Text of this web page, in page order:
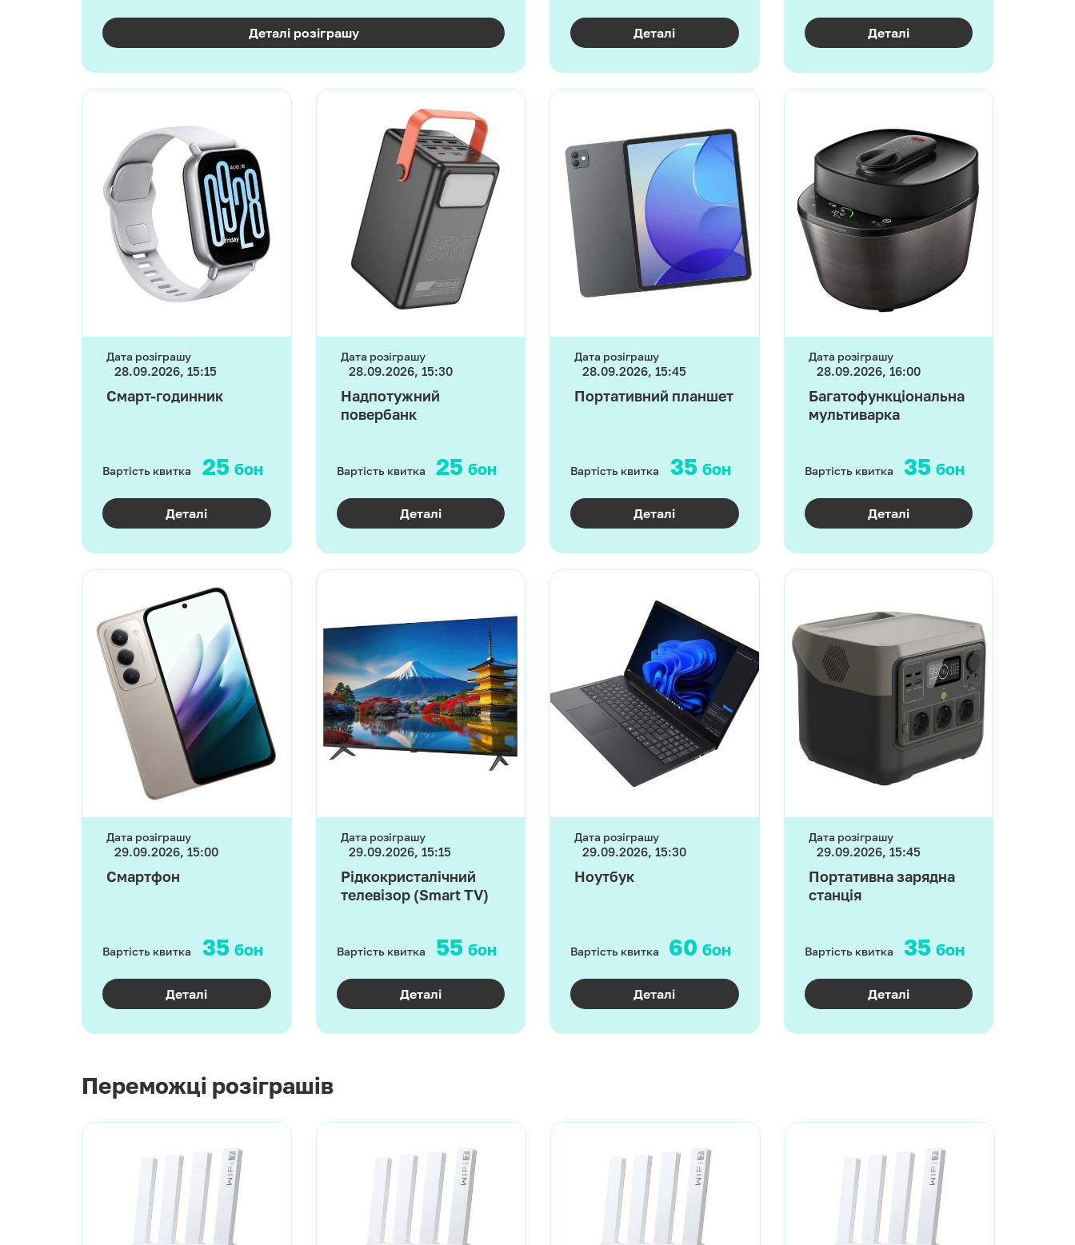
Деталі розіграшу Деталі Деталі
Дата розіграшу
28.09.2026, 15:15
Смарт-годинник
Вартість квитка 25 бон
Деталі
Дата розіграшу
28.09.2026, 15:30
Надпотужний
повербанк
Вартість квитка 25 бон
Деталі
Дата розіграшу
28.09.2026, 15:45
Портативний планшет
Вартість квитка 35 бон
Деталі
Дата розіграшу
28.09.2026, 16:00
Багатофункціональна
мультиварка
Вартість квитка 35 бон
Деталі
Дата розіграшу
29.09.2026, 15:00
Смартфон
Вартість квитка 35 бон
Деталі
Дата розіграшу
29.09.2026, 15:15
Рідкокристалічний
телевізор (Smart TV)
Вартість квитка 55 бон
Деталі
Дата розіграшу
29.09.2026, 15:30
Ноутбук
Вартість квитка 60 бон
Деталі
Дата розіграшу
29.09.2026, 15:45
Портативна зарядна
станція
Вартість квитка 35 бон
Деталі
Переможці розіграшів